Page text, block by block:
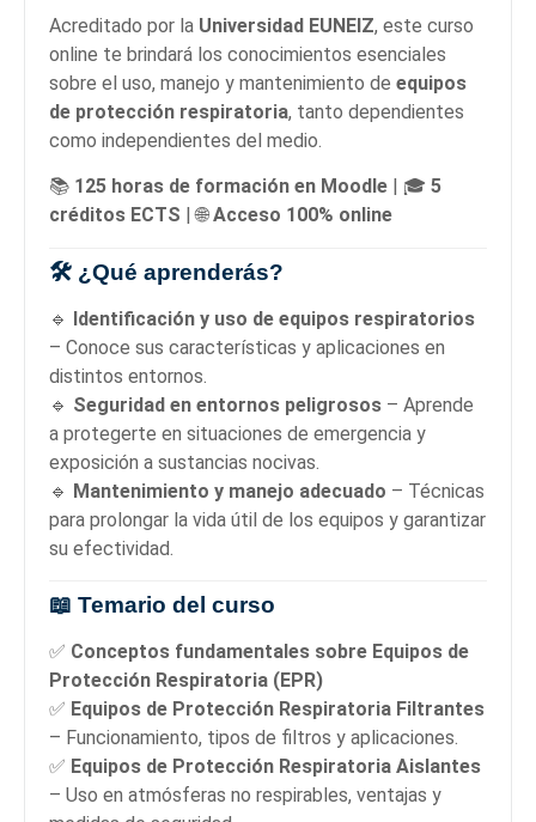
Acreditado por la Universidad EUNEIZ, este curso
online te brindará los conocimientos esenciales
sobre el uso, manejo y mantenimiento de equipos
de protección respiratoria, tanto dependientes
como independientes del medio.
📚 125 horas de formación en Moodle | 🎓 5
créditos ECTS | 🌐Acceso 100% online
🛠️ ¿Qué aprenderás?
🔹 Identificación y uso de equipos respiratorios
– Conoce sus características y aplicaciones en
distintos entornos.
🔹 Seguridad en entornos peligrosos – Aprende
a protegerte en situaciones de emergencia y
exposición a sustancias nocivas.
🔹 Mantenimiento y manejo adecuado – Técnicas
para prolongar la vida útil de los equipos y garantizar
su efectividad.
📖 Temario del curso
✅ Conceptos fundamentales sobre Equipos de
Protección Respiratoria (EPR)
✅ Equipos de Protección Respiratoria Filtrantes
– Funcionamiento, tipos de filtros y aplicaciones.
✅ Equipos de Protección Respiratoria Aislantes
– Uso en atmósferas no respirables, ventajas y